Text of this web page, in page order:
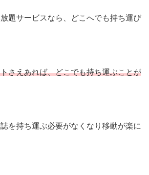
題サービスなら、どこへでも持ち運び
さえあれば、どこでも持ち運ぶことが
を持ち運ぶ必要がなくなり移動が楽に